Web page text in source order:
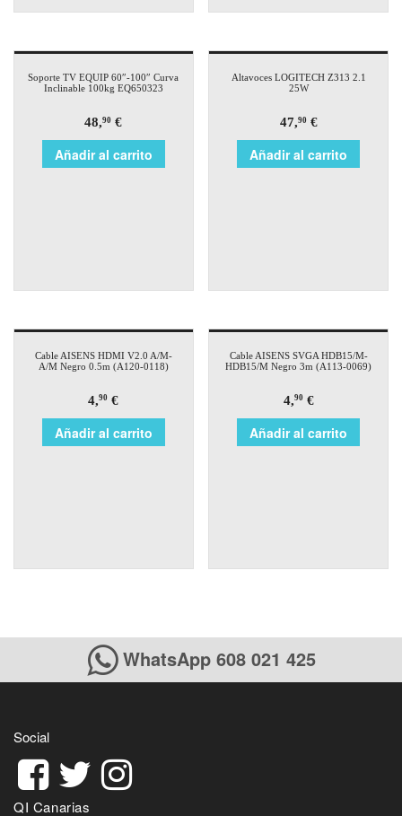
Soporte TV EQUIP 60″-100″ Curva
Inclinable 100kg EQ650323
48,90 €
Añadir al carrito
Altavoces LOGITECH Z313 2.1
25W
47,90€
Añadir al carrito
Cable AISENS HDMI V2.0 A/M-
A/M Negro 0.5m (A120-0118)
4,90 €
Añadir al carrito
Cable AISENS SVGA HDB15/M-
HDB15/M Negro 3m (A113-0069)
4,90€
Añadir al carrito
WhatsApp 608 021 425
Social
QI Canarias